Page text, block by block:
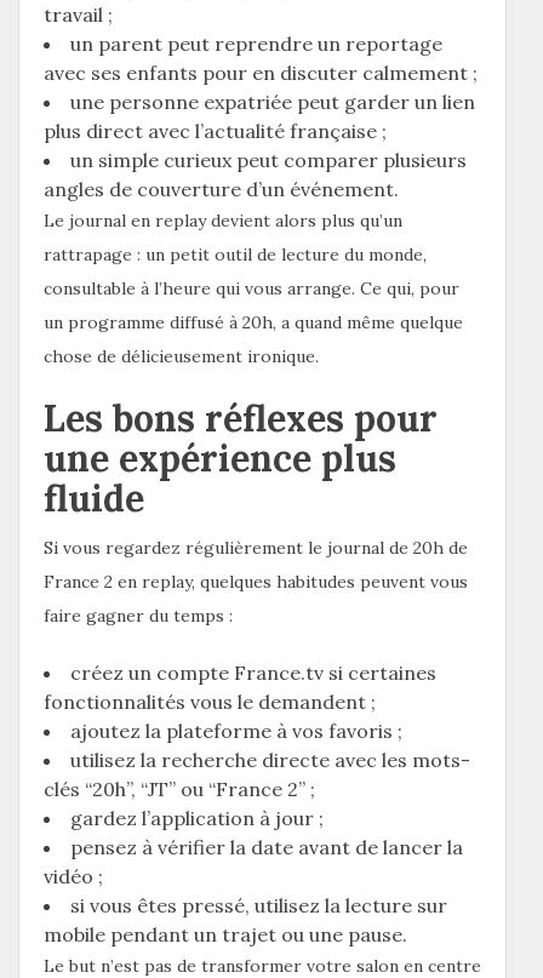
travail ;
un parent peut reprendre un reportage
avec ses enfants pour en discuter calmement ;
une personne expatriée peut garder un lien
plus direct avec l’actualité française ;
un simple curieux peut comparer plusieurs
angles de couverture d’un événement.
Le journal en replay devient alors plus qu’un
rattrapage : un petit outil de lecture du monde,
consultable à l’heure qui vous arrange. Ce qui, pour
un programme diffusé à 20h, a quand même quelque
chose de délicieusement ironique.
Les bons réflexes pour
une expérience plus
fluide
Si vous regardez régulièrement le journal de 20h de
France 2 en replay, quelques habitudes peuvent vous
faire gagner du temps :
créez un compte France.tv si certaines
fonctionnalités vous le demandent ;
ajoutez la plateforme à vos favoris ;
utilisez la recherche directe avec les mots-
clés “20h”, “JT” ou “France 2” ;
gardez l’application à jour ;
pensez à vérifier la date avant de lancer la
vidéo ;
si vous êtes pressé, utilisez la lecture sur
mobile pendant un trajet ou une pause.
Le but n’est pas de transformer votre salon en centre